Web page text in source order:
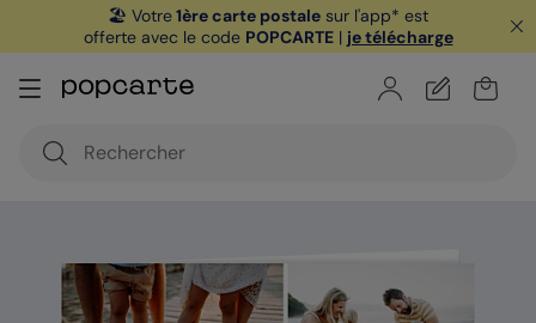
🏖️ Votre1ère carte postale sur l'app* est
offerte avec le code POPCARTE| je télécharge